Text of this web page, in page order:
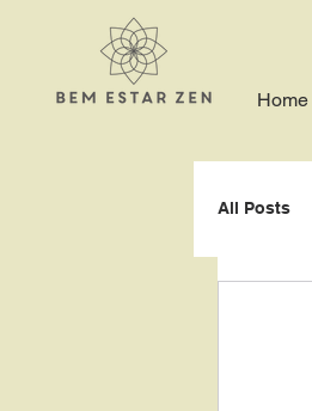
Home
All Posts